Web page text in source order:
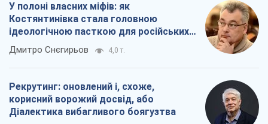
У полоні власних міфів: як
Костянтинівка стала головною
ідеологічною пасткою для російських
окупантів
Дмитро Снєгирьов 4,0 т.
Рекрутинг: оновлений і, схоже,
корисний ворожий досвід, або
Діалектика вибагливого боягузтва